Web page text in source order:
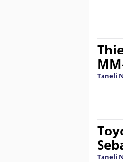
Taneli
Taneli